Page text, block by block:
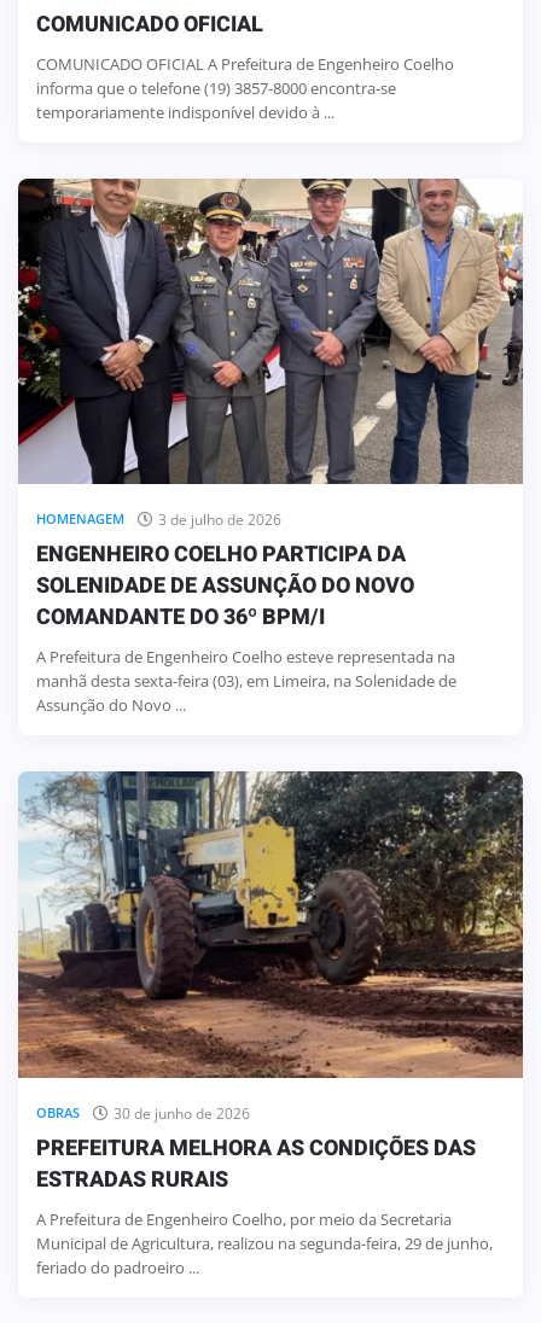
COMUNICADO OFICIAL
COMUNICADO OFICIAL A Prefeitura de Engenheiro Coelho
informa que o telefone (19) 3857-8000 encontra-se
temporariamente indisponível devido à ...
HOMENAGEM 3 de julho de 2026
ENGENHEIRO COELHO PARTICIPA DA
SOLENIDADE DE ASSUNÇÃO DO NOVO
COMANDANTE DO 36º BPM/I
A Prefeitura de Engenheiro Coelho esteve representada na
manhã desta sexta-feira (03), em Limeira, na Solenidade de
Assunção do Novo ...
OBRAS 30 de junho de 2026
PREFEITURA MELHORA AS CONDIÇÕES DAS
ESTRADAS RURAIS
A Prefeitura de Engenheiro Coelho, por meio da Secretaria
Municipal de Agricultura, realizou na segunda-feira, 29 de junho,
feriado do padroeiro ...